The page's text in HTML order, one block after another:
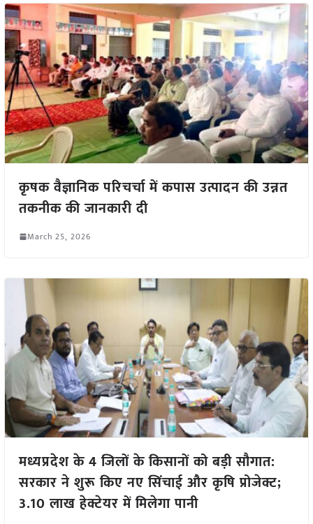
कृषक वैज्ञानिक परिचर्चा में कपास उत्पादन की उन्नत
तकनीक की जानकारी दी
March 25, 2026
मध्यप्रदेश के 4 जिलों के किसानों को बड़ी सौगात:
सरकार ने शुरू किए नए सिंचाई और कृषि प्रोजेक्ट;
3.10 लाख हेक्टेयर में मिलेगा पानी